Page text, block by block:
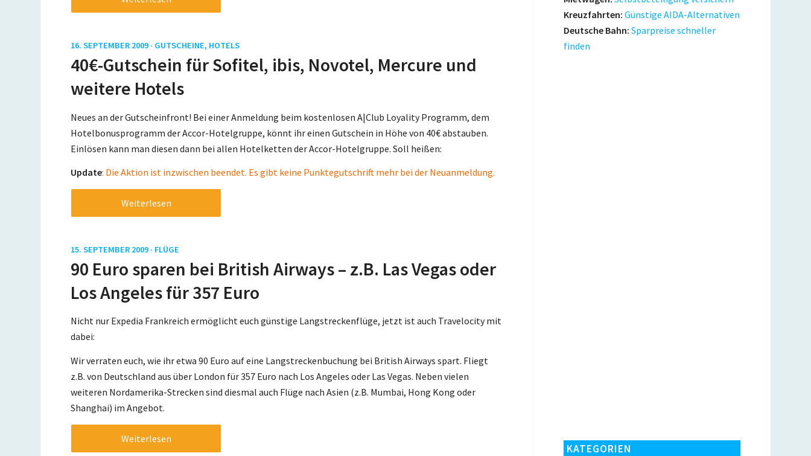
16. SEPTEMBER 2009 · GUTSCHEINE, HOTELS
40€-Gutschein für Sofitel, ibis, Novotel, Mercure und
weitere Hotels
Neues an der Gutscheinfront! Bei einer Anmeldung beim kostenlosen A|Club Loyality Programm, dem
Hotelbonusprogramm der Accor-Hotelgruppe, könnt ihr einen Gutschein in Höhe von 40€ abstauben.
Einlösen kann man diesen dann bei allen Hotelketten der Accor-Hotelgruppe. Soll heißen:
Update: Die Aktion ist inzwischen beendet. Es gibt keine Punktegutschrift mehr bei der Neuanmeldung.
Weiterlesen
15. SEPTEMBER 2009 · FLÜGE
90 Euro sparen bei British Airways – z.B. Las Vegas oder
Los Angeles für 357 Euro
Nicht nur Expedia Frankreich ermöglicht euch günstige Langstreckenflüge, jetzt ist auch Travelocity mit
dabei:
Wir verraten euch, wie ihr etwa 90 Euro auf eine Langstreckenbuchung bei British Airways spart. Fliegt
z.B. von Deutschland aus über London für 357 Euro nach Los Angeles oder Las Vegas. Neben vielen
weiteren Nordamerika-Strecken sind diesmal auch Flüge nach Asien (z.B. Mumbai, Hong Kong oder
Shanghai) im Angebot.
Weiterlesen
Kreuzfahrten: Günstige AIDA-Alternativen
Deutsche Bahn: Sparpreise schneller
finden
KATEGORIEN